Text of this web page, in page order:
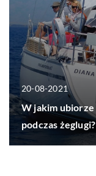
20-08-2021
W jakim
podczas żeglugi?